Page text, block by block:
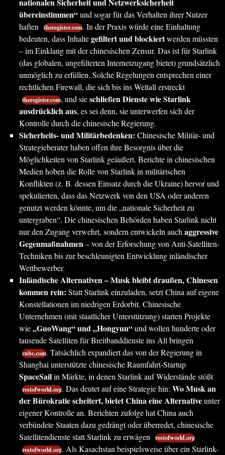
nationalen Sicherheit und Netzwerksicherheit
übereinstimmen“und sogar für das Verhalten ihrer Nutzer
haften theregister.com. In der Praxis würde eine Einhaltung
bedeuten, dass Inhaltegefiltert und blockiertwerden müssten
– im Einklang mit der chinesischen Zensur. Das ist für Starlink
(das globalen, ungefilterten Internetzugang bietet) grundsätzlich
unmöglich zu erfüllen. Solche Regelungen entsprechen einer
rechtlichen Firewall, die sich bis ins Weltall erstreckt
theregister.com, und sieschließen Dienste wie Starlink
ausdrücklich aus, es sei denn, sie unterwerfen sich der
Kontrolle durch die chinesische Regierung.
Sicherheits- und Militärbedenken: Chinesische Militär- und
Strategieberater haben offen ihre Besorgnis über die
Möglichkeiten von Starlink geäußert. Berichte in chinesischen
Medien hoben die Rolle von Starlink in militärischen
Konflikten (z. B. dessen Einsatz durch die Ukraine) hervor und
spekulierten, dass das Netzwerk von den USA oder anderen
genutzt werden könnte, um die „nationale Sicherheit zu
untergraben“. Die chinesischen Behörden haben Starlink nicht
nur den Zugang verwehrt, sondern entwickeln auchaggressive
Gegenmaßnahmen– von der Erforschung von Anti-Satelliten-
Techniken bis zur beschleunigten Entwicklung inländischer
Wettbewerber.
Inländische Alternativen – Musk bleibt draußen, Chinesen
kommen rein: Statt Starlink einzuladen, setzt China auf eigene
Konstellationen im niedrigen Erdorbit. Chinesische
Unternehmen (mit staatlicher Unterstützung) starten Projekte
wie„GuoWang“ und „Hongyun“und wollen hunderte oder
tausende Satelliten für Breitbanddienste ins All bringen
cnbc.com. Tatsächlich expandiert das von der Regierung in
Shanghai unterstützte chinesische Raumfahrt-Startup
SpaceSailin Märkte, in denen Starlink auf Widerstände stößt
restofworld.org. Das deutet auf eine Strategie hin: Wo Musk an
der Bürokratie scheitert, bietet China eine Alternativeunter
eigener Kontrolle an. Berichten zufolge hat China auch
verbündete Staaten dazu gedrängt oder überredet, chinesische
Satellitendienste statt Starlink zu erwägen restofworld.org
restofworld.org. Als Kasachstan beispielsweise über ein Starlink-